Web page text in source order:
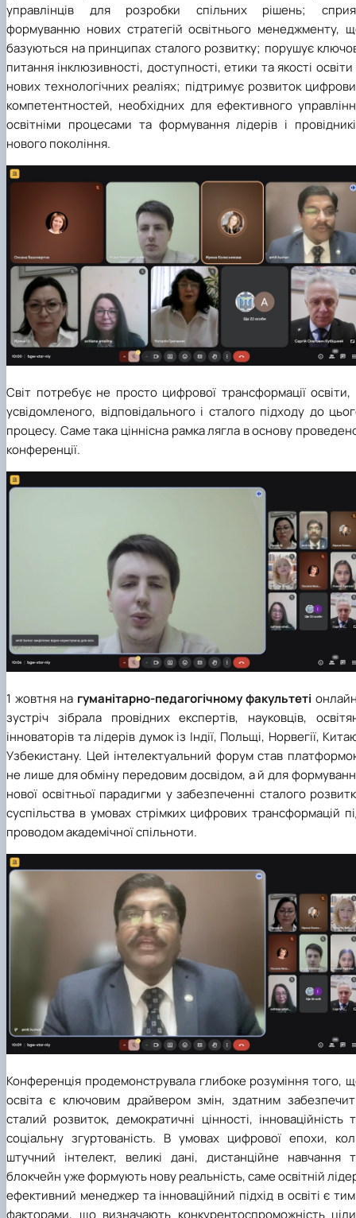
управлінців для розробки спільних рішень;
формуванню нових стратегій освітнього менеджменту,
базуються на принципах сталого розвитку; порушує
питання інклюзивності, доступності, етики та якості освіти
нових технологічних реаліях; підтримує розвиток
компетентностей, необхідних для ефективного
освітніми процесами та формування лідерів і
нового покоління.
Світ потребує не просто цифрової трансформації освіти,
усвідомленого, відповідального і сталого підходу до
процесу. Саме така ціннісна рамка лягла в основу
конференції.
1 жовтня на гуманітарно-педагогічному факультеті
зустріч зібрала провідних експертів, науковців,
інноваторів та лідерів думок із Індії, Польщі, Норвегії,
Узбекистану. Цей інтелектуальний форум став
не лише для обміну передовим досвідом, а й для
нової освітньої парадигми у забезпеченні сталого
суспільства в умовах стрімких цифрових трансформацій
проводом академічної спільноти.
Конференція продемонструвала глибоке розуміння того,
освіта є ключовим драйвером змін, здатним
сталий розвиток, демократичні цінності, інноваційність
соціальну згуртованість. В умовах цифрової епохи,
штучний інтелект, великі дані, дистанційне навчання
блокчейн уже формують нову реальність, саме освітній
ефективний менеджер та інноваційний підхід в освіті є
факторами, що визначають конкурентоспроможність